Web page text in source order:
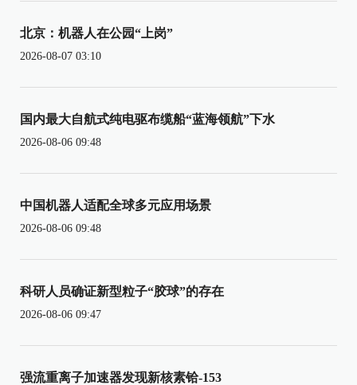
北京：机器人在公园“上岗”
2026-08-07 03:10
国内最大自航式纯电驱布缆船“蓝海领航”下水
2026-08-06 09:48
中国机器人适配全球多元应用场景
2026-08-06 09:48
科研人员确证新型粒子“胶球”的存在
2026-08-06 09:47
强流重离子加速器发现新核素铪-153